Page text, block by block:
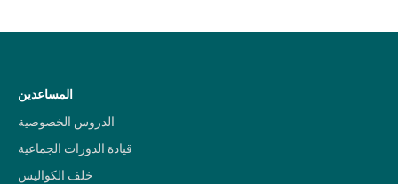
المساعدين
الدروس الخصوصية
قيادة الدورات الجماعية
خلف الكواليس